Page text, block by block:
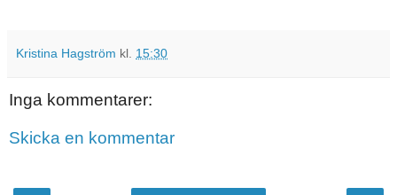
Kristina Hagström kl. 15:30
Inga kommentarer:
Skicka en kommentar